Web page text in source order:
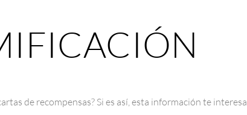
de recompensas? Si es así, esta información te interesa.